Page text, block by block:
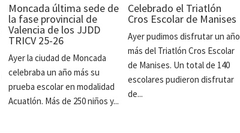
Moncada última sede de
la fase provincial de
Valencia de los JJDD
TRICV 25-26
Ayer la ciudad de Moncada
celebraba un año más su
prueba escolar en modalidad
Acuatlón. Más de 250 niños y...
Celebrado el Triatlón
Cros Escolar de Manises
Ayer pudimos disfrutar un año
más del Triatlón Cros Escolar
de Manises. Un total de 140
escolares pudieron disfrutar
de...